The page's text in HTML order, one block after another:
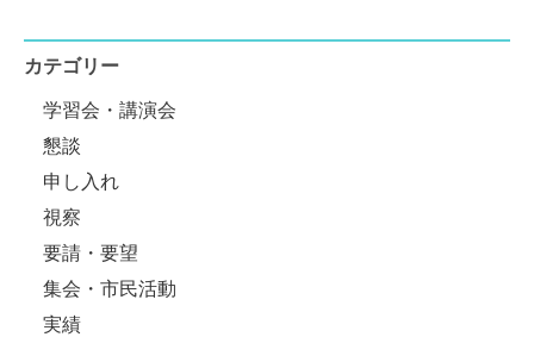
カテゴリー
学習会・講演会
懇談
申し入れ
視察
要請・要望
集会・市民活動
実績